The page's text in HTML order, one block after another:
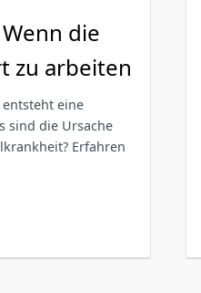
die
zu arbeiten
entsteht eine
sind die Ursache
Erfahren